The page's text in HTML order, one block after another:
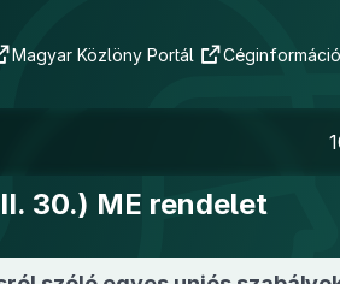
Magyar Közlöny Portál
30.) ME rendelet